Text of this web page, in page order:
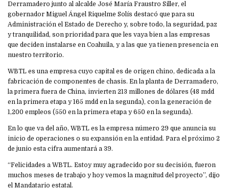
Derramadero junto al alcalde José María Fraustro Siller, el
gobernador Miguel Ángel Riquelme Solís destacó que para su
Administración el Estado de Derecho y, sobre todo, la seguridad, paz
y tranquilidad, son prioridad para que les vaya bien a las empresas
que deciden instalarse en Coahuila, y a las que ya tienen presencia en
nuestro territorio.
WBTL es una empresa cuyo capital es de origen chino, dedicada a la
fabricación de componentes de chasis. En la planta de Derramadero,
la primera fuera de China, invierten 213 millones de dólares (48 mdd
en la primera etapa y 165 mdd en la segunda), con la generación de
1,200 empleos (550 en la primera etapa y 650 en la segunda).
En lo que va del año, WBTL es la empresa número 29 que anuncia su
inicio de operaciones o su expansión en la entidad. Para el próximo 2
de junio esta cifra aumentará a 39.
“Felicidades a WBTL. Estoy muy agradecido por su decisión, fueron
muchos meses de trabajo y hoy vemos la magnitud del proyecto”, dijo
el Mandatario estatal.